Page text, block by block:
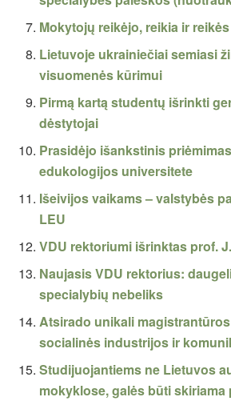
Mokytojų reikėjo, reikia ir reikės
Lietuvoje ukrainiečiai semiasi
visuomenės kūrimui
Pirmą kartą studentų išrinkti
dėstytojai
Prasidėjo išankstinis
edukologijos universitete
Išeivijos vaikams – valstybės
LEU
VDU rektoriumi išrinktas prof.
Naujasis VDU rektorius:
specialybių nebeliks
Atsirado unikali
socialinės industrijos ir
Studijuojantiems ne Lietuvos
mokyklose, galės būti skiriama